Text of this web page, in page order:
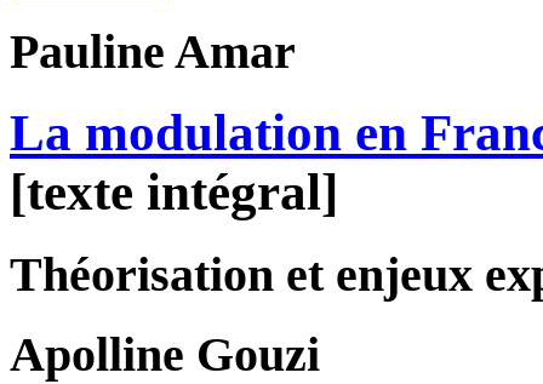
Pauline Amar
La modulation en
[texte intégral]
Théorisation et enjeux
Apolline Gouzi